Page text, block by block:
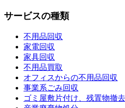
サービスの種類
不用品回収
家電回収
家具回収
不用品買取
オフィスからの不用品回収
事業系ごみ回収
ゴミ屋敷片付け、残置物撤去